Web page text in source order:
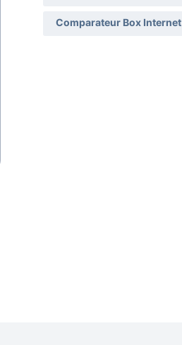
Comparateur Box Internet